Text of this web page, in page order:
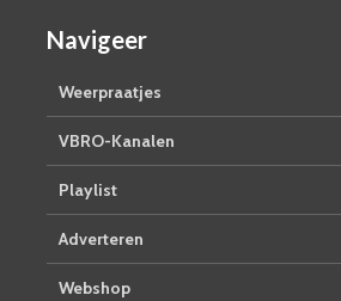
Navigeer
Weerpraatjes
VBRO-Kanalen
Playlist
Adverteren
Webshop